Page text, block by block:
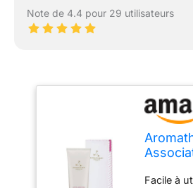
Note de 4.4 pour 29 utilisateurs
âge de
Facile à